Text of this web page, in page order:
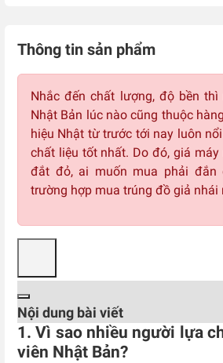
Thông tin sản phẩm
Nhắc đến chất lượng, độ bền
Nhật Bản lúc nào cũng thuộc
hiệu Nhật từ trước tới nay luôn
chất liệu tốt nhất. Do đó, giá
đắt đỏ, ai muốn mua phải đắn
trường hợp mua trúng đồ giả nhái
Nội dung bài viết
1. Vì sao nhiều người lựa
viên Nhật Bản?